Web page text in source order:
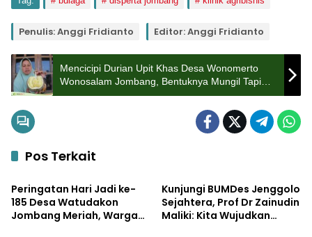
Penulis: Anggi Fridianto Editor: Anggi Fridianto
Mencicipi Durian Upit Khas Desa Wonomerto
Wonosalam Jombang, Bentuknya Mungil Tapi
Rasanya Mantap
Pos Terkait
Pemerintahan
Peringatan Hari Jadi ke-
185 Desa Watudakon
Jombang Meriah, Warga
Kunjungi BUMDes Jenggolo
Sejahtera, Prof Dr Zainudin
Maliki: Kita Wujudkan
Bisnis Pemerintahan